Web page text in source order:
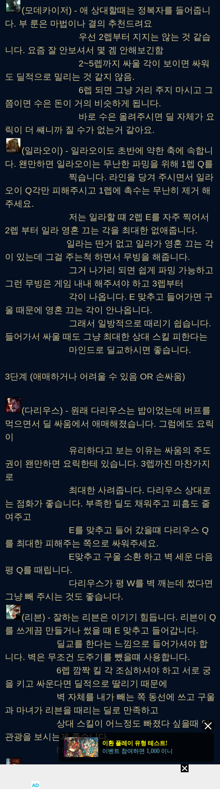
(모데카이저) - 애 상대할때는 정복자를 들어줍니
다. 부 룬은 마법이나 결의 추천드려요
우선 2렙부터 지지는 않는 것 같습
니다. 요즘 잘 안보셔서 몇 겜 안해보긴함
2~5렙까지 싸울 각이 보이면 싸워
도 딜적으로 밀리는 것 같지 않음.
6렙 되면 그냥 거리 주지 마시고 그
쯤이면 수은 돈이 거의 비슷하게 됩니다.
바로 수은 올려주시면 딜 자체가 요
릭이 더 썌니까 질 수가 없는거 같아요.
(일라오이) - 일라오이도 초반에 약한 축에 속합니
다. 왠만하면 일라오이는 무난한 파밍을 위해 1렙 Q를
찍습니다. 라인을 당겨 주시면서 일라
오이 Q각만 피해주시고 1렙에 촉수는 무난히 제거 해
주세요.
저는 일라할 떄 2렙 E를 자주 찍어서
2렙 부터 일라 영혼 끄는 각을 최대한 없애줍니다.
일라는 딴거 없고 일라가 영혼 끄는 각
이 있는데 그걸 주는척 하면서 무빙을 해줍니다.
그거 나가리 되면 쉽게 파밍 가능하고
그런 무빙은 게임 내내 해주셔야 하고 3렙부터
각이 나옵니다. E 맞추고 들어가면 구
울 때문에 영혼 끄는 각이 안나옵니다.
그래서 일방적으로 때리기 쉽습니다.
들어가서 싸울 때도 그냥 최대한 상대 스킬 피한다는
마인드로 딜교하시면 좋습니다.
3단계 (애매하거나 어려울 수 있음 OR 손싸움)
(다리우스) - 원래 다리우스는 밥이었는데 버프를
먹으면서 딜 싸움에서 애매해졌습니다. 그럼에도 요릭
이
유리하다고 보는 이유는 싸움의 주도
권이 왠만하면 요릭한테 있습니다. 3렙까진 마찬가지
로
최대한 사려줍니다. 다리우스 상대로
는 점화가 좋습니다. 부족한 딜도 채워주고 피흡도 줄
여주고
E를 맞추고 들어 갔을떄 다리우스 Q
를 최대한 피해주는 쪽으로 싸워주세요.
E맞추고 구울 소환 하고 벽 세운 다음
평 Q를 때립니다.
다리우스가 평 W를 벽 깨는데 썼다면
그냥 빼 주시는 것도 좋습니다.
(리븐) - 잘하는 리븐은 이기기 힘듭니다. 리븐이 Q
를 쓰게끔 만들거나 썼을 떄 E 맞추고 들어갑니다.
딜교를 한다는 느낌으로 들어가셔야 합
니다. 벽은 무조건 도주기를 뺐을떄 사용합니다.
6렙 깜짝 킬 각 조심하셔야 하고 서로 궁
을 키고 싸운다면 딜적으로 딸리기 때문에
벽 자체를 내가 빼는 쪽 동선에 쓰고 구울
과 마녀가 리븐을 때리는 딜로 만족하고
상대 스킬이 어느정도 빠졌다 싶을때 역
관광을 보시는게 좋습니다.
https://youtu.be/ojizrGVuiTg
(오공) - 잘 안나오지만... 애매합니다. 상대의 분신
타이밍이나 요릭의 E와 W콤보를 어떻게 사용하냐에
AD
이환 플레이 유형 테스트!
이벤트 참여하면 1,000 이니